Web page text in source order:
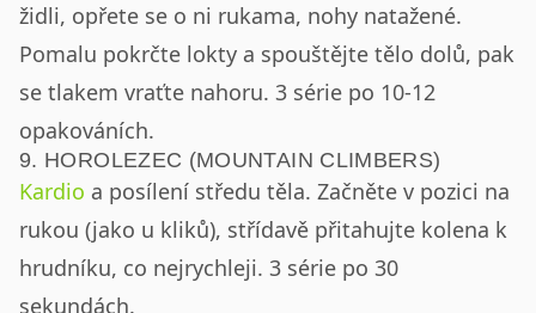
židli, opřete se o ni rukama, nohy natažené.
Pomalu pokrčte lokty a spouštějte tělo dolů, pak
se tlakem vraťte nahoru. 3 série po 10-12
opakováních.
9. HOROLEZEC (MOUNTAIN CLIMBERS)
Kardio a posílení středu těla. Začněte v pozici na
rukou (jako u kliků), střídavě přitahujte kolena k
hrudníku, co nejrychleji. 3 série po 30
sekundách.